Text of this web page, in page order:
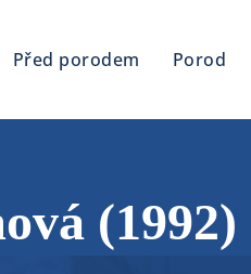
Před porodem Porod
(1992)